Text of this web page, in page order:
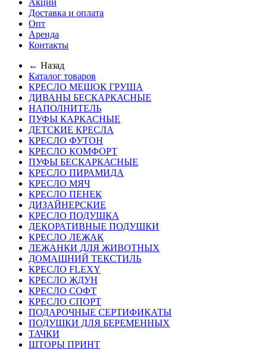
Акции
Доставка и оплата
Опт
Аренда
Контакты
← Назад
Каталог товаров
КРЕСЛО МЕШОК ГРУША
ДИВАНЫ БЕСКАРКАСНЫЕ
НАПОЛНИТЕЛЬ
ПУФЫ КАРКАСНЫЕ
ДЕТСКИЕ КРЕСЛА
КРЕСЛО ФУТОН
КРЕСЛО КОМФОРТ
ПУФЫ БЕСКАРКАСНЫЕ
КРЕСЛО ПИРАМИДА
КРЕСЛО МЯЧ
КРЕСЛО ПЕНЕК
ДИЗАЙНЕРСКИЕ
КРЕСЛО ПОДУШКА
ДЕКОРАТИВНЫЕ ПОДУШКИ
КРЕСЛО ЛЕЖАК
ЛЕЖАНКИ ДЛЯ ЖИВОТНЫХ
ДОМАШНИЙ ТЕКСТИЛЬ
КРЕСЛО FLEXY
КРЕСЛО ЖДУН
КРЕСЛО СОФТ
КРЕСЛО СПОРТ
ПОДАРОЧНЫЕ СЕРТИФИКАТЫ
ПОДУШКИ ДЛЯ БЕРЕМЕННЫХ
ТАЧКИ
ШТОРЫ ПРИНТ